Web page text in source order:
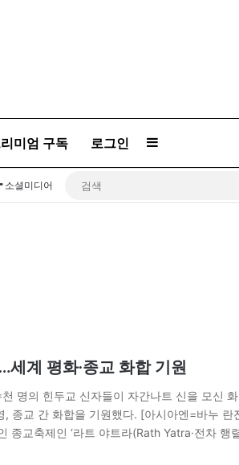
미엄 구독 로그인 Sidebar
소셜미디어
세계 평화·종교 화합 기원
명의 힌두교 신자들이 자간나트 신을 모신
종교 간 화합을 기원했다. [아시아엔=바누 란
교축제인 ‘라트 야트라(Rath Yatra·전차 행